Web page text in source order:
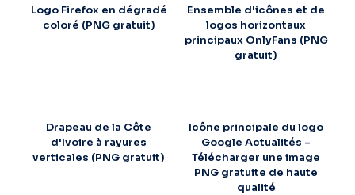
Logo Firefox en dégradé
coloré (PNG gratuit)
Ensemble d'icônes et de
logos horizontaux
principaux OnlyFans (PNG
gratuit)
Drapeau de la Côte
d'Ivoire à rayures
verticales (PNG gratuit)
Icône principale du logo
Google Actualités –
Télécharger une image
PNG gratuite de haute
qualité